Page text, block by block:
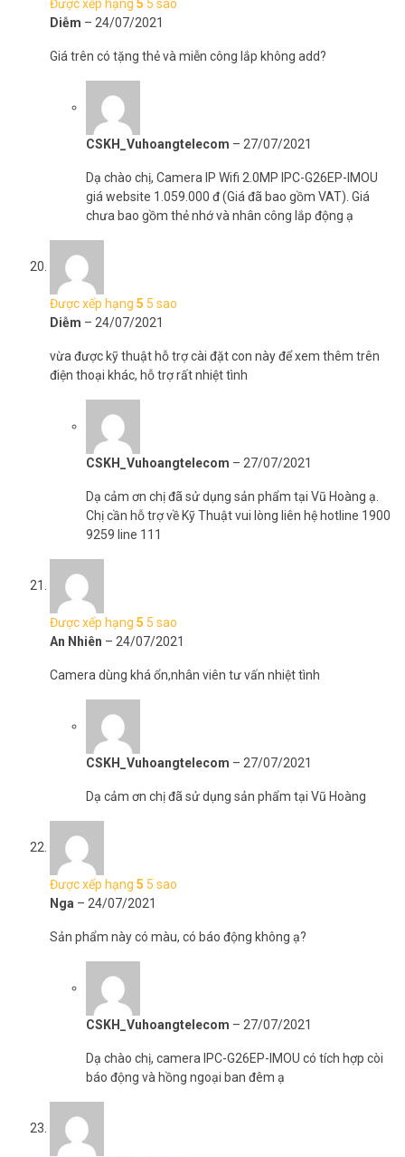
Được xếp hạng 5 5 sao
Diễm – 24/07/2021
Giá trên có tặng thẻ và miễn công lắp không add?
CSKH_Vuhoangtelecom – 27/07/2021
Dạ chào chị, Camera IP Wifi 2.0MP IPC-G26EP-IMOU
giá website 1.059.000 đ (Giá đã bao gồm VAT). Giá
chưa bao gồm thẻ nhớ và nhân công lắp động ạ
Được xếp hạng 5 5 sao
Diễm – 24/07/2021
vừa được kỹ thuật hỗ trợ cài đặt con này để xem thêm trên
điện thoại khác, hỗ trợ rất nhiệt tình
CSKH_Vuhoangtelecom – 27/07/2021
Dạ cảm ơn chị đã sử dụng sản phẩm tại Vũ Hoàng ạ.
Chị cần hỗ trợ về Kỹ Thuật vui lòng liên hệ hotline 1900
9259 line 111
Được xếp hạng 5 5 sao
An Nhiên – 24/07/2021
Camera dùng khá ổn,nhân viên tư vấn nhiệt tình
CSKH_Vuhoangtelecom – 27/07/2021
Dạ cảm ơn chị đã sử dụng sản phẩm tại Vũ Hoàng
Được xếp hạng 5 5 sao
Nga – 24/07/2021
Sản phẩm này có màu, có báo động không ạ?
CSKH_Vuhoangtelecom – 27/07/2021
Dạ chào chị, camera IPC-G26EP-IMOU có tích hợp còi
báo động và hồng ngoại ban đêm ạ